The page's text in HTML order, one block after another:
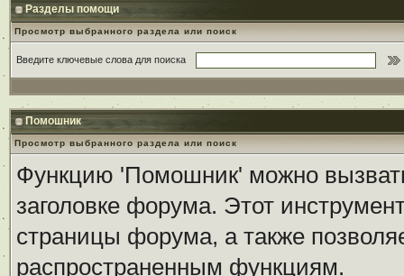
Разделы помощи
Просмотр выбранного раздела или поиск
Введите ключевые слова для поиска
Помошник
Просмотр выбранного раздела или поиск
Функцию 'Помошник' можно
заголовке форума. Этот
страницы форума, а также
распространенным функциям.